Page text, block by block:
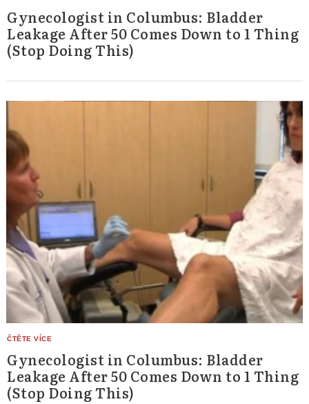
Gynecologist in Columbus: Bladder
Leakage After 50 Comes Down to 1 Thing
(Stop Doing This)
Gynecologist in Columbus: Bladder
Leakage After 50 Comes Down to 1 Thing
(Stop Doing This)